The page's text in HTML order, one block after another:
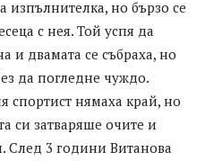
изпълнителка, но бързо се
с нея. Той успя да
и двамата се събраха, но
да погледне чуждо.
спортист нямаха край, но
си затваряше очите и
3 години Витанова